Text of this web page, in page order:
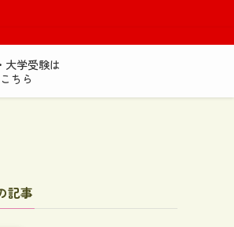
大学受験は
こちら
記事